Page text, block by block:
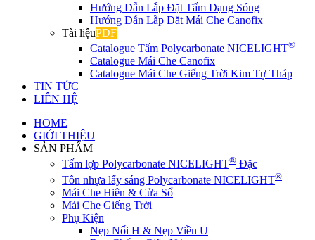
Hướng Dẫn Lắp Đặt Tấm Dạng Sóng
Hướng Dẫn Lắp Đăt Mái Che Canofix
Tài liệuPDF
Catalogue Tấm Polycarbonate NICELIGHT®
Catalogue Mái Che Canofix
Catalogue Mái Che Giếng Trời Kim Tự Tháp
TIN TỨC
LIÊN HỆ
HOME
GIỚI THIỆU
SẢN PHẨM
Tấm lợp Polycarbonate NICELIGHT® Đặc
Tôn nhựa lấy sáng Polycarbonate NICELIGHT®
Mái Che Hiên & Cửa Sổ
Mái Che Giếng Trời
Phụ Kiện
Nẹp Nối H & Nẹp Viền U